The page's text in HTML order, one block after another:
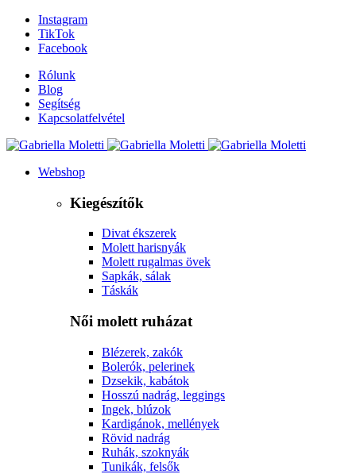
Instagram
TikTok
Facebook
Rólunk
Blog
Segítség
Kapcsolatfelvétel
Webshop
Kiegészítők
Divat ékszerek
Molett harisnyák
Molett rugalmas övek
Sapkák, sálak
Táskák
Női molett ruházat
Blézerek, zakók
Bolerók, pelerinek
Dzsekik, kabátok
Hosszú nadrág, leggings
Ingek, blúzok
Kardigánok, mellények
Rövid nadrág
Ruhák, szoknyák
Tunikák, felsők